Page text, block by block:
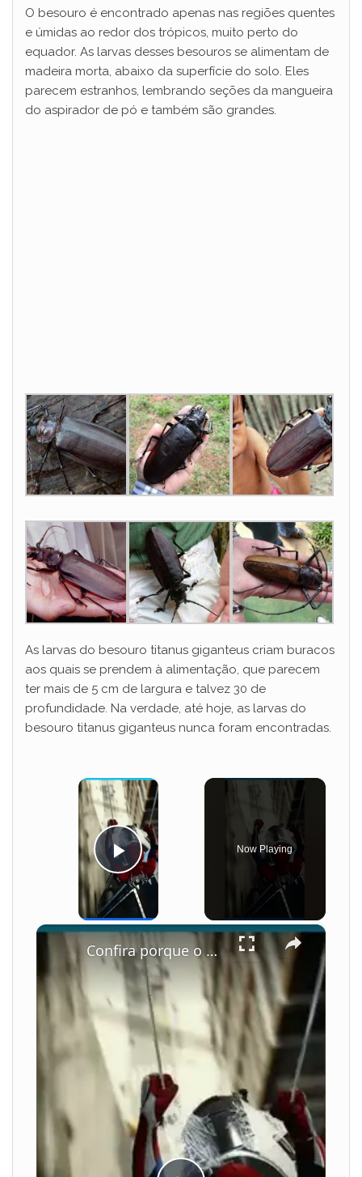
O besouro é encontrado apenas nas regiões quentes
e úmidas ao redor dos trópicos, muito perto do
equador. As larvas desses besouros se alimentam de
madeira morta, abaixo da superfície do solo. Eles
parecem estranhos, lembrando seções da mangueira
do aspirador de pó e também são grandes.
As larvas do besouro titanus giganteus criam buracos
aos quais se prendem à alimentação, que parecem
ter mais de 5 cm de largura e talvez 30 de
profundidade. Na verdade, até hoje, as larvas do
besouro titanus giganteus nunca foram encontradas.
×
Play Video
Now Playing
×
Confira porque o homem aranha é tão espetacular! #shorts #gaming #spiderman #gameplay